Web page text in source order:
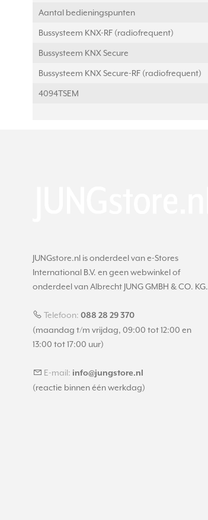
Aantal bedieningspunten
Bussysteem KNX-RF (radiofrequent)
Bussysteem KNX Secure
Bussysteem KNX Secure-RF (radiofrequent)
4094TSEM
JUNGstore.nl is onderdeel van e-Stores
International B.V. en geen webwinkel of
onderdeel van Albrecht JUNG GMBH & CO. KG.
Telefoon: 088 28 29 370
(maandag t/m vrijdag, 09:00 tot 12:00 en
13:00 tot 17:00 uur)
E-mail: info@jungstore.nl
(reactie binnen één werkdag)